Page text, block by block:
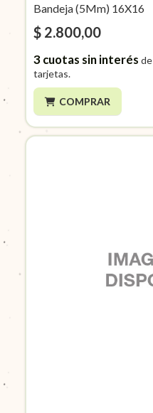
Bandeja (5Mm) 16X16
$ 2.800,00
3cuotas sin interés de
tarjetas.
COMPRAR